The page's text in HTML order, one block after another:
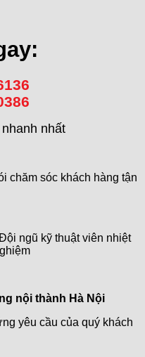
nhất
chăm sóc khách hàng tận
ngũ kỹ thuật viên nhiệt
nội thành Hà Nội
yêu cầu của quý khách